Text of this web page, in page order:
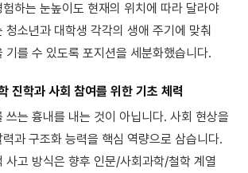
하는 눈높이도 현재의 위치에 따라 달라야
청소년과 대학생 각각의 생애 주기에 맞춰
기를 수 있도록 포지션을 세분화했습니다.
진학과 사회 참여를 위한 기초 체력
쓰는 흉내를 내는 것이 아닙니다. 사회 현상을
과 구조화 능력을 핵심 역량으로 삼습니다.
사고 방식은 향후 인문/사회과학/철학 계열